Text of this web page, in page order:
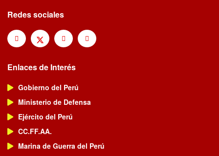
Redes sociales
Enlaces de Interés
Gobierno del Perú
Ministerio de Defensa
Ejército del Perú
CC.FF.AA.
Marina de Guerra del Perú